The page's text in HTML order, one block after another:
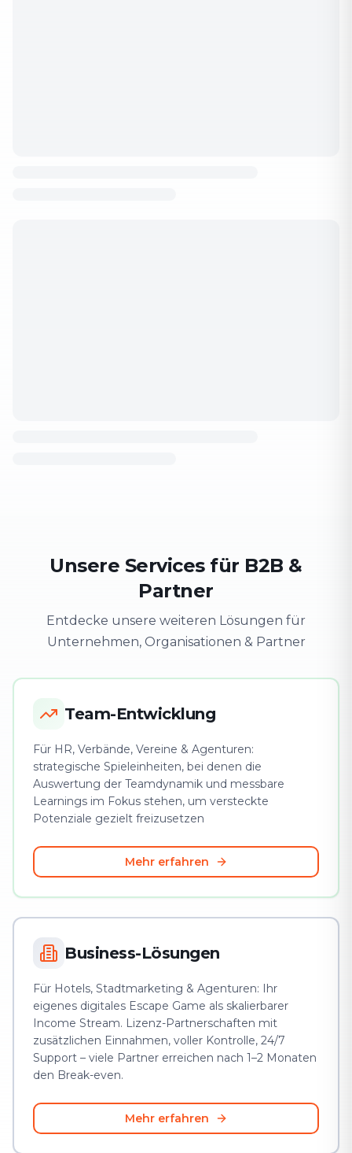
Unsere Services für B2B &
Partner
Entdecke unsere weiteren Lösungen für
Unternehmen, Organisationen & Partner
Team-Entwicklung
Für HR, Verbände, Vereine & Agenturen:
strategische Spieleinheiten, bei denen die
Auswertung der Teamdynamik und messbare
Learnings im Fokus stehen, um versteckte
Potenziale gezielt freizusetzen
Mehr erfahren
Business-Lösungen
Für Hotels, Stadtmarketing & Agenturen: Ihr
eigenes digitales Escape Game als skalierbarer
Income Stream. Lizenz-Partnerschaften mit
zusätzlichen Einnahmen, voller Kontrolle, 24/7
Support – viele Partner erreichen nach 1–2 Monaten
den Break-even.
Mehr erfahren